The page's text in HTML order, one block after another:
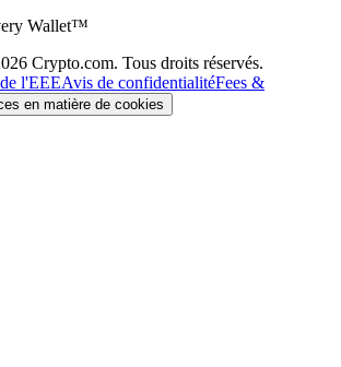
Wallet™
Crypto.com. Tous droits réservés.
l'EEEAvis de confidentialitéFees &
en matière de cookies